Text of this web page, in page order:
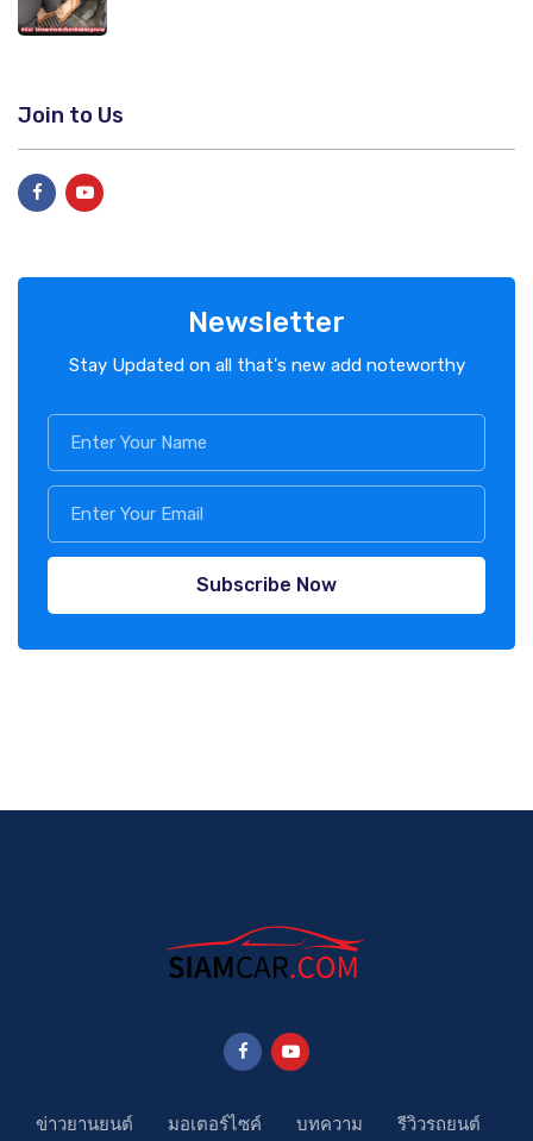
Join to Us
Newsletter
Stay Updated on all that's new add noteworthy
Subscribe Now
ข่าวยานยนต์ มอเตอร์ไซค์ บทความ รีวิวรถยนต์